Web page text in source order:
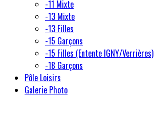
-11 Mixte
-13 Mixte
-13 Filles
-15 Garçons
-15 Filles (Entente IGNY/Verrières)
-18 Garçons
Pôle Loisirs
Galerie Photo